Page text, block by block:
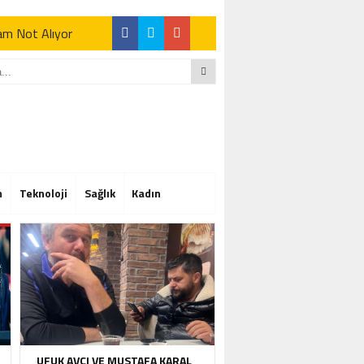
Not Alıyor
Not Alıyor
Teknoloji Sağlık Kadın
UFUK AVCI VE MUSTAFA KARAL